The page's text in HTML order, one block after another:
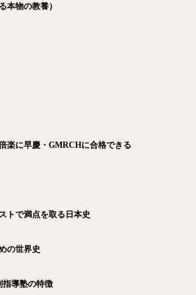
本物の教養）
楽に早慶・GMRCHに合格できる
トで満点を取る日本史
の世界史
指導塾の特徴